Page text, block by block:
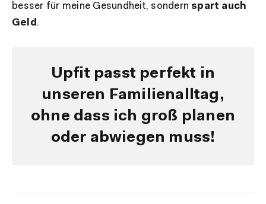
besser für meine Gesundheit, sondern spart auch
Geld .
Upfit passt perfekt in
unseren Familienalltag,
ohne dass ich groß planen
oder abwiegen muss!